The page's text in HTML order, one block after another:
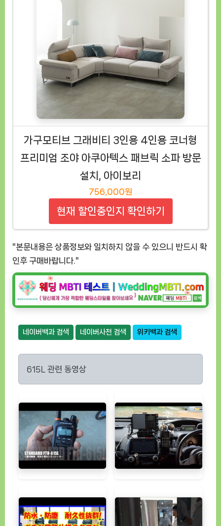
가구모티브 그래비티 3인용 4인용 코너형
프리미엄 조야 아쿠아텍스 패브릭 소파 방문
설치, 아이보리
756,000원
현재 할인중인지 확인하기
"본문내용은 상품정보와 일치하지 않을 수 있으니 반드시 확
인후 구매바랍니다."
네이버백과 검색 네이버사전 검색 위키백과 검색
615L 관련 동영상